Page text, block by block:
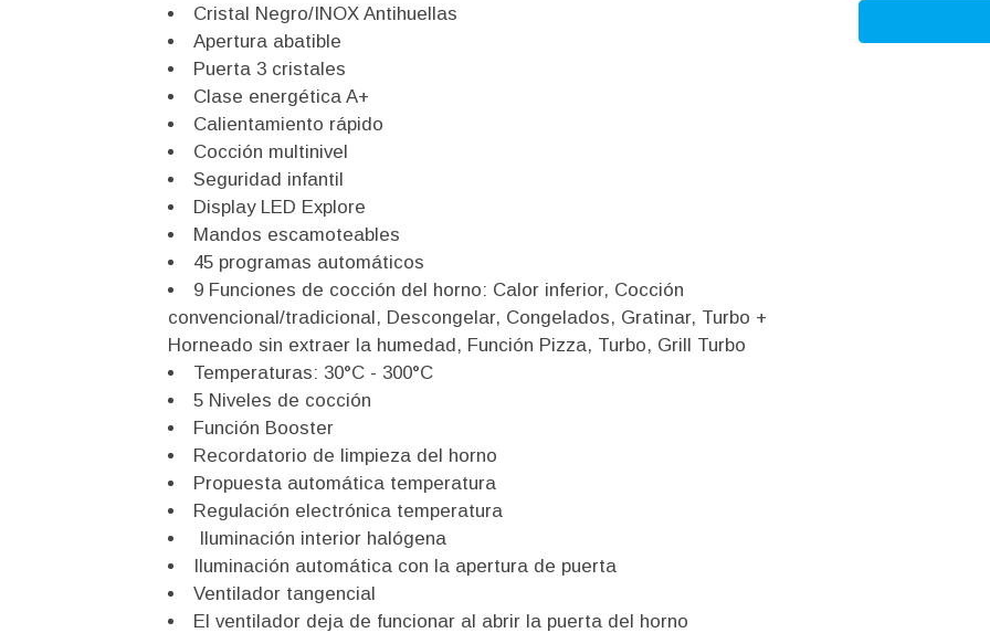
Cristal Negro/INOX Antihuellas
Apertura abatible
Puerta 3 cristales
Clase energética A+
Calientamiento rápido
Cocción multinivel
Seguridad infantil
Display LED Explore
Mandos escamoteables
45 programas automáticos
9 Funciones de cocción del horno: Calor inferior, Cocción
convencional/tradicional, Descongelar, Congelados, Gratinar, Turbo +
Horneado sin extraer la humedad, Función Pizza, Turbo, Grill Turbo
Temperaturas: 30°C - 300°C
5 Niveles de cocción
Función Booster
Recordatorio de limpieza del horno
Propuesta automática temperatura
Regulación electrónica temperatura
Iluminación interior halógena
Iluminación automática con la apertura de puerta
Ventilador tangencial
El ventilador deja de funcionar al abrir la puerta del horno